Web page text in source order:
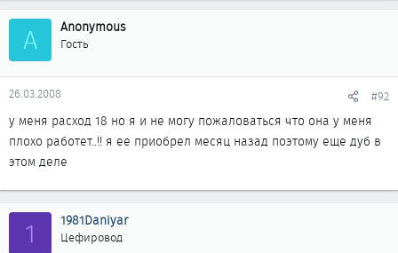
A Anonymous
Гость
26.03.2008 #92
у меня расход 18 но я и не могу пожаловаться что она у меня
плохо работет..!! я ее приобрел месяц назад поэтому еще дуб в
этом деле
1 1981Daniyar
Цефировод